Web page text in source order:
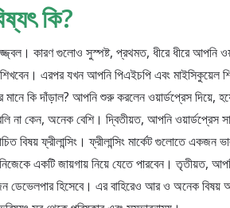
কি?
কারণ গুলোও সুস্পষ্ট, প্রথমত, ধীরে ধীরে আপনি
এরপর যখন আপনি পিএইচপি এবং মাইসিকুয়েল
মানে কি দাঁড়াল? আপনি শুরু করলেন ওয়ার্ডপ্রেস
না কেন, অনেক বেশি। দ্বিতীয়ত, আপনি ওয়ার্ডপ্রেস
বিষয় ফ্রীলান্সিং। ফ্রীলান্সিং মার্কেট গুলোতে
নিজেকে একটি জায়গায় নিয়ে যেতে পারবেন। তৃতীয়ত,
ডেভেলপার হিসেবে। এর বাহিরেও আর ও অনেক